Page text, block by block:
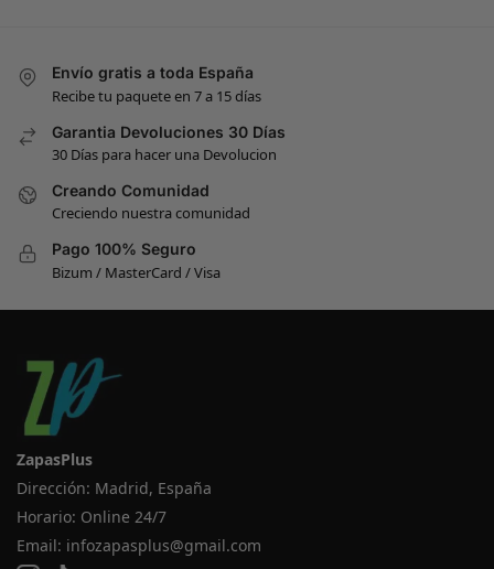
Envío gratis a toda España
Recibe tu paquete en 7 a 15 días
Garantia Devoluciones 30 Días
30 Días para hacer una Devolucion
Creando Comunidad
Creciendo nuestra comunidad
Pago 100% Seguro
Bizum / MasterCard / Visa
ZapasPlus
Dirección: Madrid, España
Horario: Online 24/7
Email: infozapasplus@gmail.com